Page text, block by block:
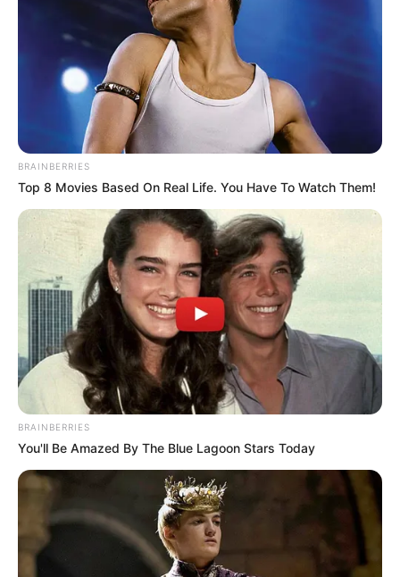
My Troublesome Star Aema
ULASAN
Alamat email Anda tidak akan dipublikasikan. Ruas yang wajib ditandai
Rating
Cerita
Pemain
Akting
BRAINBERRIES
Top 8 Movies Based On Real Life. You Have To Watch Them!
BRAINBERRIES
You'll Be Amazed By The Blue Lagoon Stars Today